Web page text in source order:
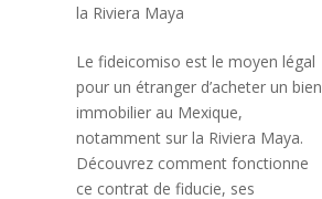
la Riviera Maya
Le fideicomiso est le moyen légal
pour un étranger d’acheter un bien
immobilier au Mexique,
notamment sur la Riviera Maya.
Découvrez comment fonctionne
ce contrat de fiducie, ses